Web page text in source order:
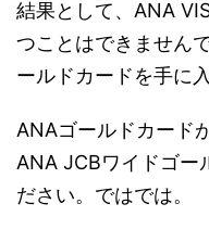
結果として、ANA
つことはできません
ールドカードを手に
ANAゴールドカード
ANA JCBワイドゴー
ださい。ではでは。